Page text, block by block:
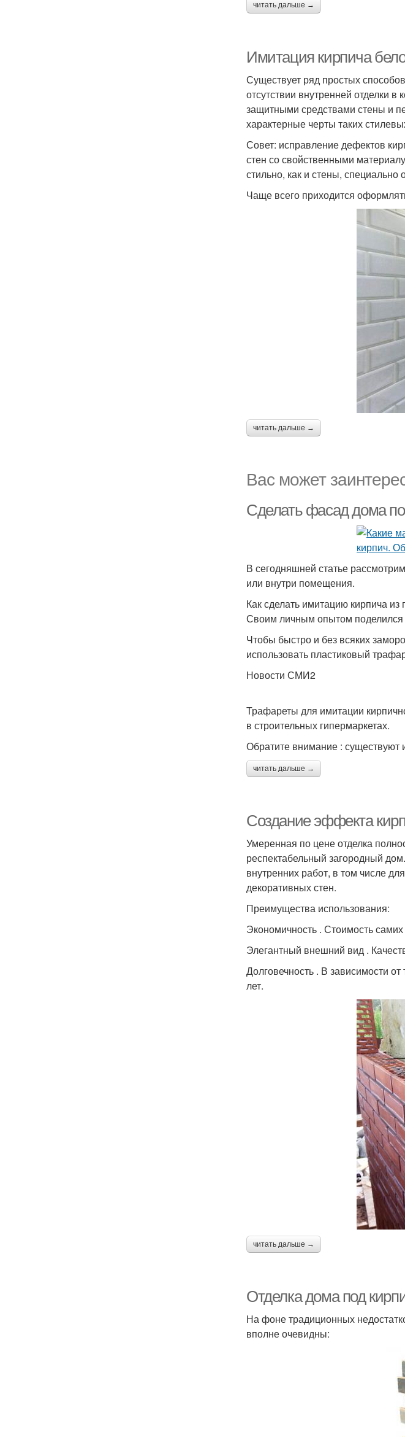
читать дальше →
Имитация кирпича
Существует ряд простых
отсутствии внутренней отделки
защитными средствами стены и
характерные черты таких
Совет: исправление дефектов
стен со свойственными
стильно, как и стены, специально
Чаще всего приходится
читать дальше →
Вас может
Сделать фасад дома
В сегодняшней статье
или внутри помещения.
Как сделать имитацию кирпича из
Своим личным опытом поделился
Чтобы быстро и без всяких
использовать пластиковый
Новости СМИ2
Трафареты для имитации
в строительных гипермаркетах.
Обратите внимание : существуют
читать дальше →
Создание эффекта
Умеренная по цене отделка
респектабельный загородный
внутренних работ, в том числе
декоративных стен.
Преимущества использования:
Экономичность . Стоимость
Элегантный внешний вид .
Долговечность . В зависимости от
лет.
читать дальше →
Отделка дома под
На фоне традиционных
вполне очевидны: